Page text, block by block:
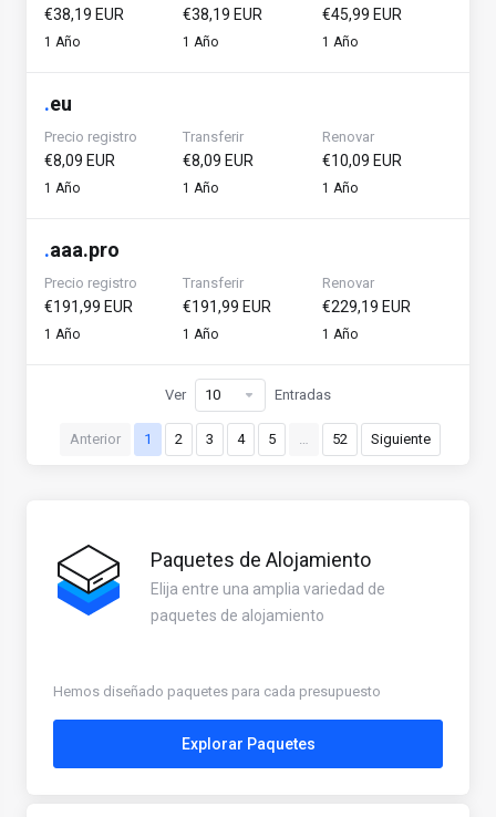
€38,19 EUR
1 Año
€38,19 EUR
1 Año
€45,99 EUR
1 Año
.eu
Precio registro
€8,09 EUR
1 Año
Transferir
€8,09 EUR
1 Año
Renovar
€10,09 EUR
1 Año
.aaa.pro
Precio registro
€191,99 EUR
1 Año
Transferir
€191,99 EUR
1 Año
Renovar
€229,19 EUR
1 Año
Anterior 1 2 3 4 5 … 52 Siguiente
Ver Entradas
Paquetes de Alojamiento
Elija entre una amplia variedad de
paquetes de alojamiento
Hemos diseñado paquetes para cada presupuesto
Explorar Paquetes